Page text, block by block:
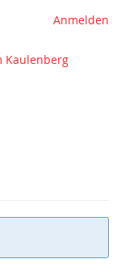
Anmelden
Kaulenberg